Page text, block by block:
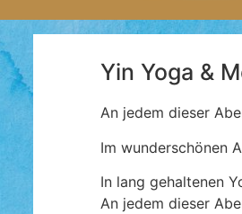
Yin Yoga &
An jedem dieser
Im wunderschönen
In lang gehaltenen
An jedem dieser